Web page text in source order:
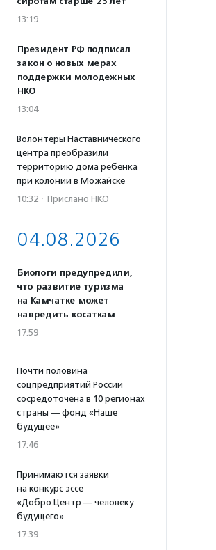
13:19
Президент РФ подписал
закон о новых мерах
поддержки молодежных
НКО
13:04
Волонтеры Наставнического
центра преобразили
территорию дома ребенка
при колонии в Можайске
10:32 · Прислано НКО
04.08.2026
Биологи предупредили,
что развитие туризма
на Камчатке может
навредить косаткам
17:59
Почти половина
соцпредприятий России
сосредоточена в 10 регионах
страны — фонд «Наше
будущее»
17:46
Принимаются заявки
на конкурс эссе
«Добро.Центр — человеку
будущего»
17:39